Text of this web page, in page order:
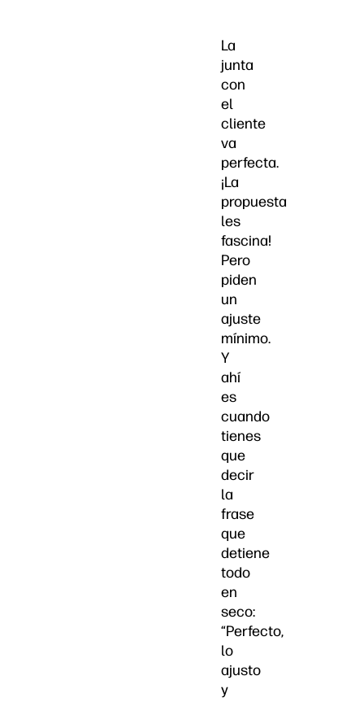
La
junta
con
el
cliente
va
perfecta.
¡La
propuesta
les
fascina!
Pero
piden
un
ajuste
mínimo.
Y
ahí
es
cuando
tienes
que
decir
la
frase
que
detiene
todo
en
seco:
“Perfecto,
lo
ajusto
y